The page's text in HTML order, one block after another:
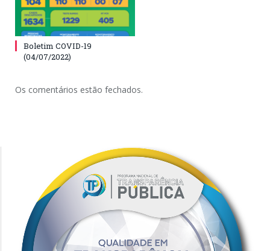
Boletim COVID-19
(04/07/2022)
Os comentários estão fechados.